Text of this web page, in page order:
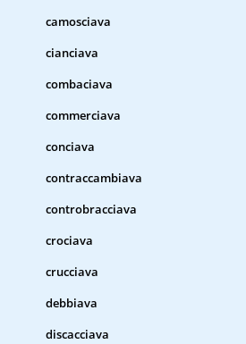
camosciava
cianciava
combaciava
commerciava
conciava
contraccambiava
controbracciava
crociava
crucciava
debbiava
discacciava